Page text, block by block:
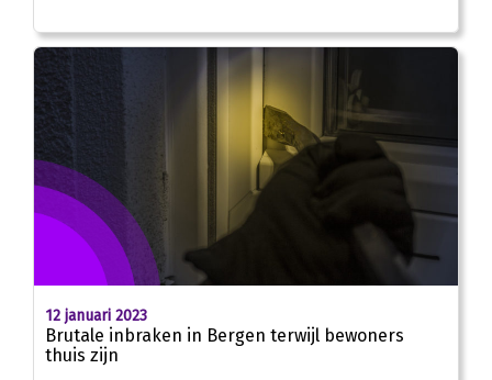
12 januari 2023
Brutale inbraken in Bergen terwijl bewoners
thuis zijn